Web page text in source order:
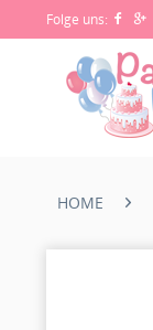
Folge uns:
HOME